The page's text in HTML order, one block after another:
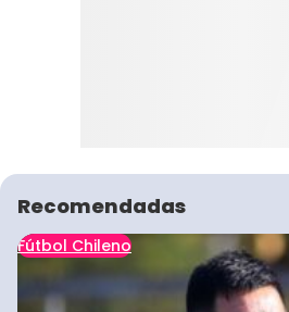
Recomendadas
Fútbol Chileno